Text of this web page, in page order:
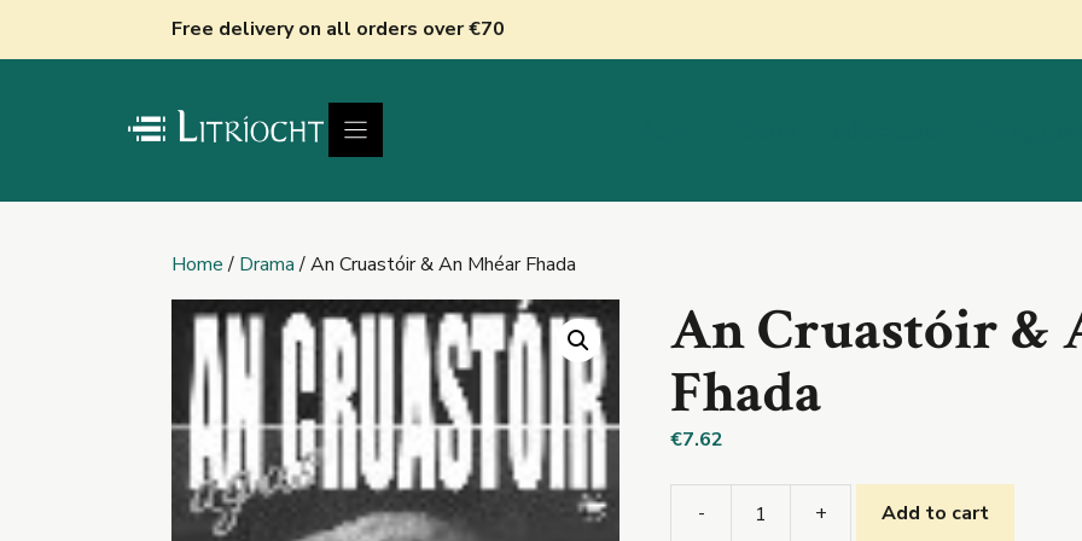
Free delivery on all orders over €70
Home/ Drama/ An Cruastóir & An Mhéar Fhada
An Cruastóir &
Fhada
€7.62
- + Add to cart